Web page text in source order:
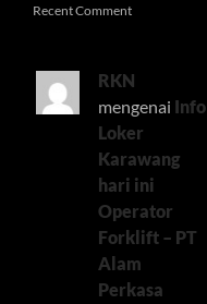
Recent Comment
RKN
mengenai Info
Loker
Karawang
hari ini
Operator
Forklift – PT
Alam
Perkasa